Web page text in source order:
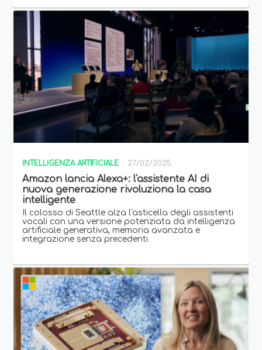
INTELLIGENZA ARTIFICIALE 27/02/2025
Amazon lancia Alexa+: l'assistente AI di
nuova generazione rivoluziona la casa
intelligente
Il colosso di Seattle alza l'asticella degli assistenti
vocali con una versione potenziata da intelligenza
artificiale generativa, memoria avanzata e
integrazione senza precedenti